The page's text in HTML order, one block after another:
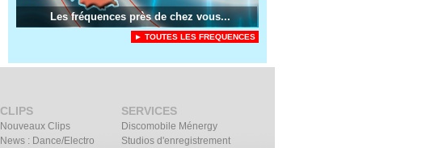
Les fréquences près de chez vous...
► TOUTES LES FREQUENCES
CLIPS
Nouveaux Clips
News : Dance/Electro
SERVICES
Discomobile Ménergy
Studios d'enregistrement